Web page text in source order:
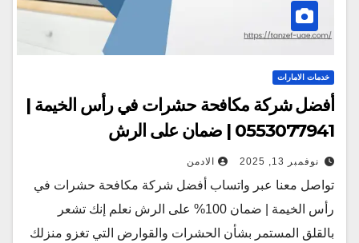
خدمات الامارات
أفضل شركة مكافحة حشرات في رأس الخيمة |
0553077941 | ضمان على الرش
نوفمبر 13, 2025 الادمن
تواصل معنا عبر واتساب أفضل شركة مكافحة حشرات في
رأس الخيمة | ضمان 100% على الرش نعلم إنك تشعر
بالقلق المستمر بشأن الحشرات والقوارض التي تغزو منزلك